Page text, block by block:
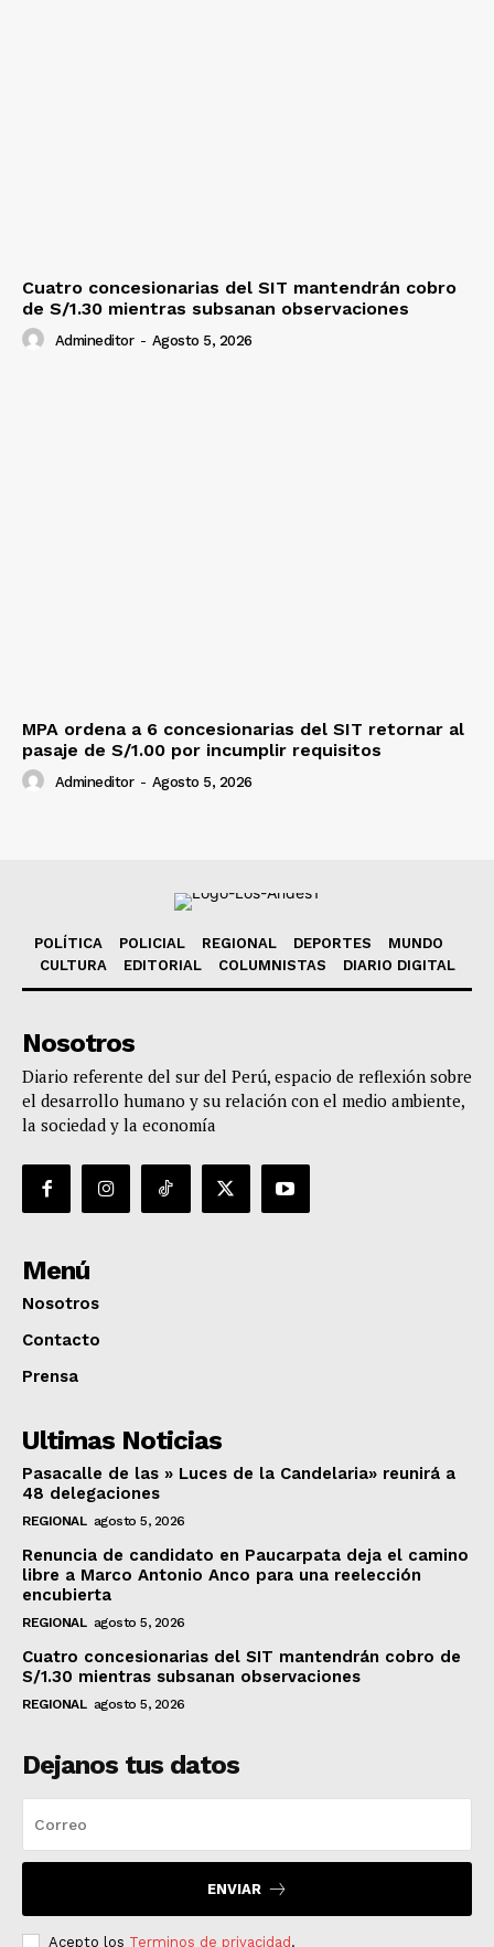
Cuatro concesionarias del SIT mantendrán cobro
de S/1.30 mientras subsanan observaciones
Admineditor - Agosto 5, 2026
MPA ordena a 6 concesionarias del SIT retornar al
pasaje de S/1.00 por incumplir requisitos
Admineditor - Agosto 5, 2026
POLÍTICA POLICIAL REGIONAL DEPORTES
MUNDO
CULTURA
EDITORIAL COLUMNISTAS DIARIO DIGITAL
Nosotros
Diario referente del sur del Perú, espacio de reflexión sobre
el desarrollo humano y su relación con el medio ambiente,
la sociedad y la economía
Menú
Nosotros
Contacto
Prensa
Ultimas Noticias
Pasacalle de las » Luces de la Candelaria» reunirá a
48 delegaciones
REGIONAL agosto 5, 2026
Renuncia de candidato en Paucarpata deja el camino
libre a Marco Antonio Anco para una reelección
encubierta
REGIONAL agosto 5, 2026
Cuatro concesionarias del SIT mantendrán cobro de
S/1.30 mientras subsanan observaciones
REGIONAL agosto 5, 2026
Dejanos tus datos
ENVIAR
Acepto los Terminos de privacidad .